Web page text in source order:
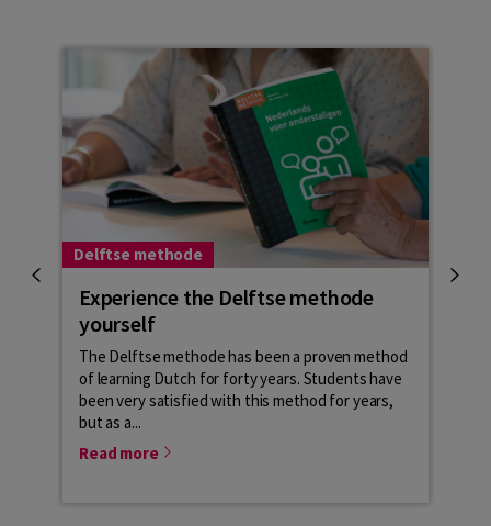
Delftse methode
Experience the Delftse methode
yourself
The Delftse methode has been a proven method
of learning Dutch for forty years. Students have
been very satisfied with this method for years,
but as a...
Read more